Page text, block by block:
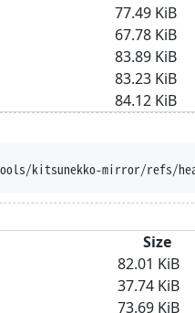
77.49 KiB
67.78 KiB
83.89 KiB
83.23 KiB
84.12 KiB
drama_tv/
Size
82.01 KiB
37.74 KiB
73.69 KiB